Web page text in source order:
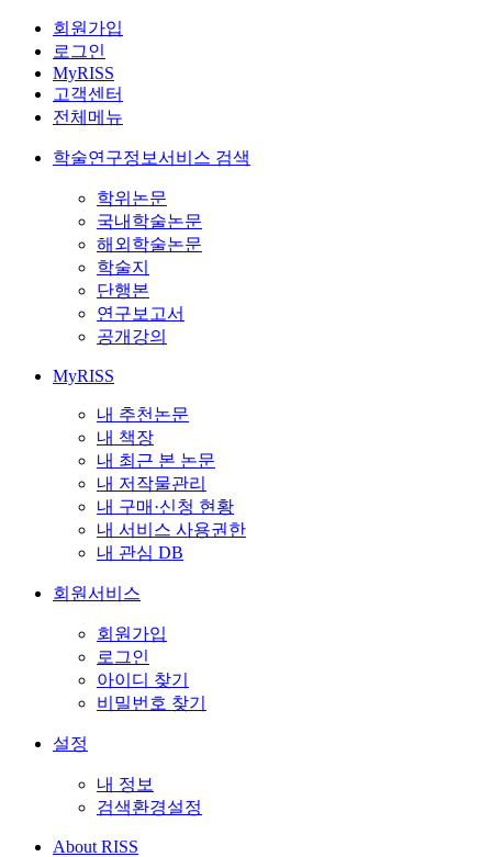
회원가입
로그인
MyRISS
고객센터
전체메뉴
학술연구정보서비스 검색
학위논문
국내학술논문
해외학술논문
학술지
단행본
연구보고서
공개강의
MyRISS
내 추천논문
내 책장
내 최근 본 논문
내 저작물관리
내 구매·신청 현황
내 서비스 사용권한
내 관심 DB
회원서비스
회원가입
로그인
아이디 찾기
비밀번호 찾기
설정
내 정보
검색환경설정
About RISS